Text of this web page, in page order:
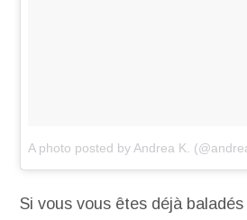
A photo posted by Andrea K.
Si vous vous êtes déjà